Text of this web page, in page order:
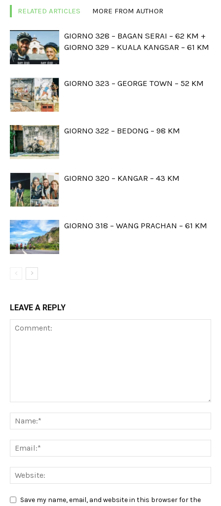
RELATED ARTICLES MORE FROM AUTHOR
GIORNO 328 – BAGAN SERAI – 62 KM +
GIORNO 329 – KUALA KANGSAR – 61 KM
GIORNO 323 – GEORGE TOWN – 52 KM
GIORNO 322 – BEDONG – 98 KM
GIORNO 320 – KANGAR – 43 KM
GIORNO 318 – WANG PRACHAN – 61 KM
LEAVE A REPLY
Save my name, email, and website in this browser for the